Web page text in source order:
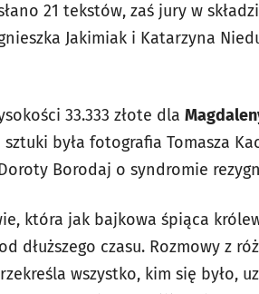
21 tekstów, zaś jury w
Jakimiak i Katarzyna
33.333 złote dla
była fotografia Tomasza
Borodaj o syndromie
która jak bajkowa śpiąca
dłuższego czasu. Rozmowy z
wszystko, kim się było,